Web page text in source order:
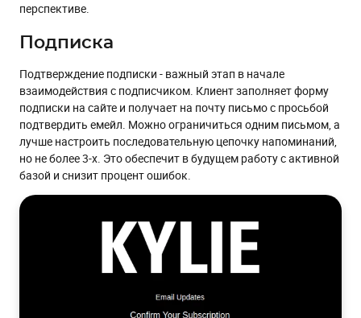
перспективе.
Подписка
Подтверждение подписки - важный этап в начале
взаимодействия с подписчиком. Клиент заполняет форму
подписки на сайте и получает на почту письмо с просьбой
подтвердить емейл. Можно ограничиться одним письмом, а
лучше настроить последовательную цепочку напоминаний,
но не более 3-х. Это обеспечит в будущем работу с активной
базой и снизит процент ошибок.